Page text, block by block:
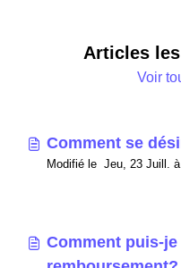
Articles
Voir
Comment se
Comment puis-